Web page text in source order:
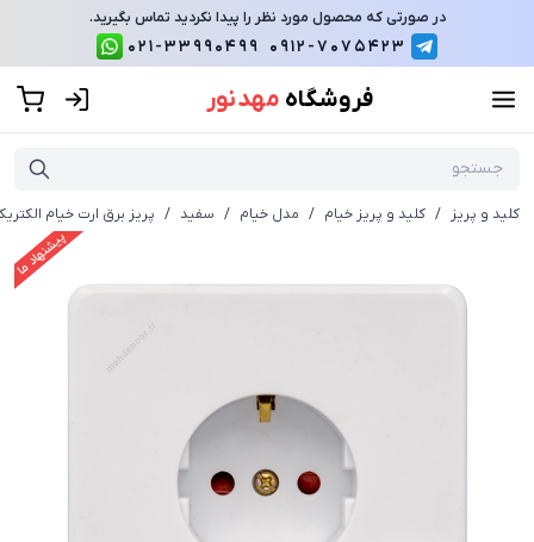
در صورتی که محصول مورد نظر را پیدا نکردید تماس بگیرید.
0912-7075423
021-33990499
فروشگاه مهد نور
کلید و پریز / کلید و پریز خیام / مدل خیام / سفید / پریز برق ارت خیام
پیشنهاد ما